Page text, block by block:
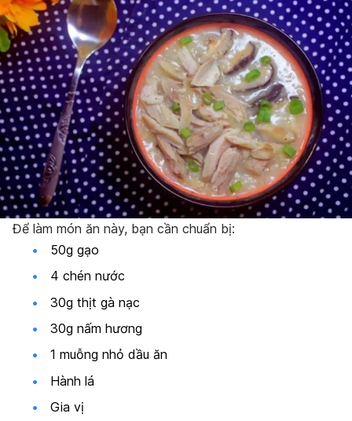
Để làm món ăn này, bạn cần chuẩn bị:
50g gạo
4 chén nước
30g thịt gà nạc
30g nấm hương
1 muỗng nhỏ dầu ăn
Hành lá
Gia vị